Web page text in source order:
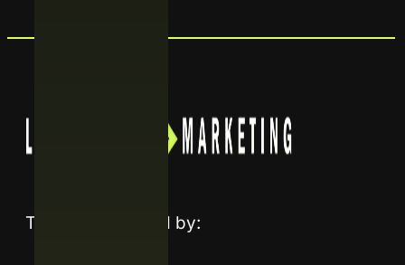
Trusted and listed by: